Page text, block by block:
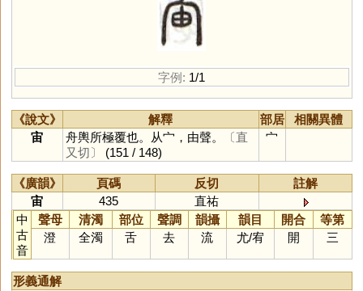
字例: 1/1
《說文》 解釋 部居
相關異體
宙
舟輿所極覆也。从宀，由聲。
〔直
又切〕
(151 / 148)
宀
《廣韻》 頁碼 反切
註解
宙
435
直祐
中
古
音
聲母 清濁 部位 聲調 韻攝 韻目 開合
等第
澄
全濁 舌 去 流 尤/宥 開 三
形義通解